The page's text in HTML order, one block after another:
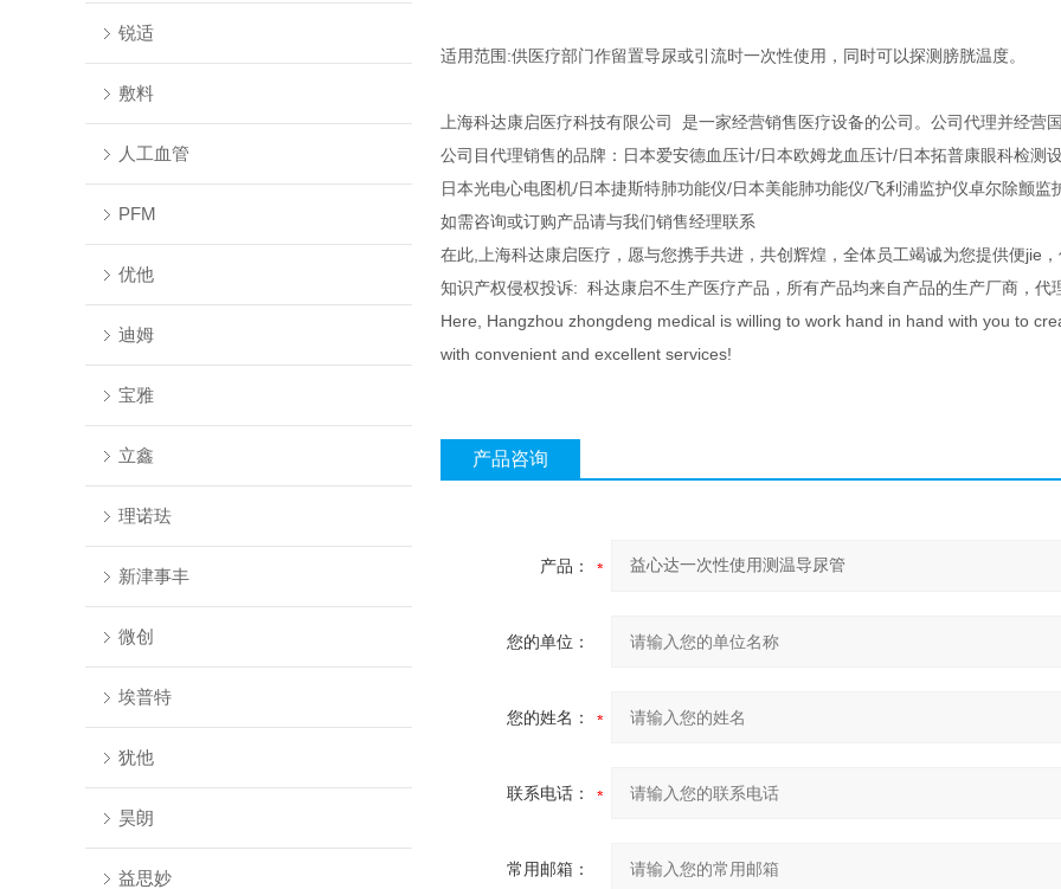
锐适
敷料
人工血管
PFM
优他
迪姆
宝雅
立鑫
理诺珐
新津事丰
微创
埃普特
犹他
昊朗
益思妙
适用范围:供医疗部门作留置导尿或引流时一次性使用，同时可以探测膀胱温度。
上海科达康启医疗科技有限公司 是一家经营销售医疗设备的公司。公司代理并经营
公司目代理销售的品牌：日本爱安德血压计/日本欧姆龙血压计/日本拓普康眼科检
日本光电心电图机/日本捷斯特肺功能仪/日本美能肺功能仪/飞利浦监护仪卓尔除颤
如需咨询或订购产品请与我们销售经理联系
在此,上海科达康启医疗，愿与您携手共进，共创辉煌，全体员工竭诚为您提供便jie
知识产权侵权投诉: 科达康启不生产医疗产品，所有产品均来自产品的生产厂商，代
Here, Hangzhou zhongdeng medical is willing to work hand in hand with you to
with convenient and excellent services!
产品咨询
产品：
您的单位：
您的姓名：
联系电话：
常用邮箱：